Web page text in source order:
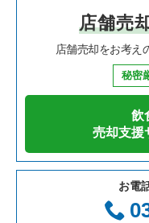
焼肉の居抜き売却物件
鉄板焼き・お好み焼の
カフェの居抜き売却物件
テイクアウトの居抜き
お弁当・惣菜・デリの
大阪府の飲食店の居抜
兵庫県の飲食店の居抜
愛知県の飲食店の居抜
岐阜県の飲食店の居抜
三重県の飲食店の居抜
芦屋市の飲食店の居抜
神戸市中央区の飲食店
伊丹市の飲食店の居抜
神戸市兵庫区の飲食店
神戸市東灘区の飲食店
兵庫県の中華の居抜き
兵庫県のそば・うどん
兵庫県の焼肉の居抜き
兵庫県の鉄板焼き・お
兵庫県のアジア料理の
尼崎市のそば・うどん
尼崎市の焼肉の居抜き
尼崎市のカフェの居抜
尼崎市のテイクアウト
尼崎市のバーの居抜き
店舗売
店舗売却をお考え
秘密
飲
売却支援
お電